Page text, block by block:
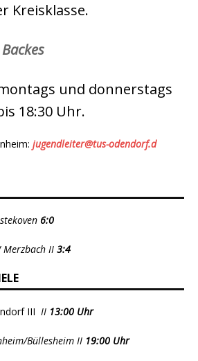
Kreisklasse.
und donnerstags
18:30 Uhr.
jugendleiter@tus-odendorf.d
6:0
Merzbach II 3:4
III II 13:00 Uhr
Büllesheim II 19:00 Uhr